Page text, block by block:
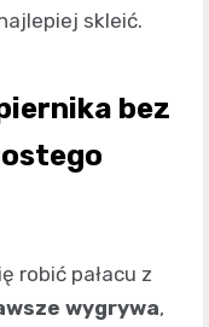
skleić.
bez
robić pałacu z
wygrywa,